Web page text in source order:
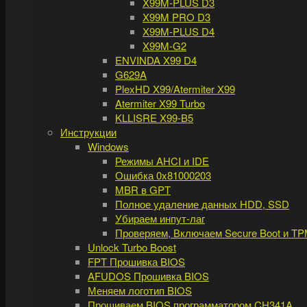
X99M PRO D3
X99M-PLUS D4
X99M-G2
ENVINDA X99 D4
G629A
PlexHD X99/Atermiter X99
Atermiter X99 Turbo
KLLISRE X99-B5
Инструкции
Windows
Режимы AHCI и IDE
Ошибка 0x81000203
MBR в GPT
Полное удаление данных HDD, SSD
Убираем инпут-лаг
Проверяем, Включаем Secure Boot и
Unlock Turbo Boost
FPT Прошивка BIOS
AFUDOS Прошивка BIOS
Меняем логотип BIOS